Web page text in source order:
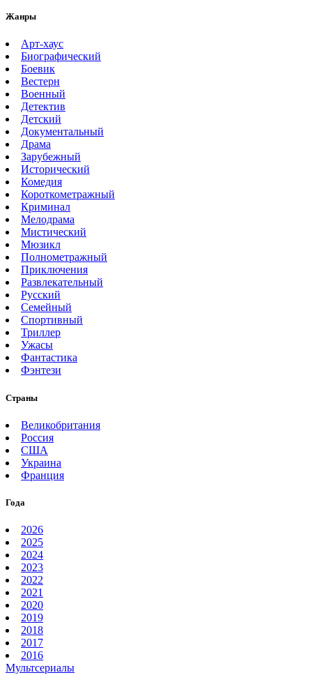
Жанры
Арт-хаус
Биографический
Боевик
Вестерн
Военный
Детектив
Детский
Документальный
Драма
Зарубежный
Исторический
Комедия
Короткометражный
Криминал
Мелодрама
Мистический
Мюзикл
Полнометражный
Приключения
Развлекательный
Русский
Семейный
Спортивный
Триллер
Ужасы
Фантастика
Фэнтези
Страны
Великобритания
Россия
США
Украина
Франция
Года
2026
2025
2024
2023
2022
2021
2020
2019
2018
2017
2016
Мультсериалы